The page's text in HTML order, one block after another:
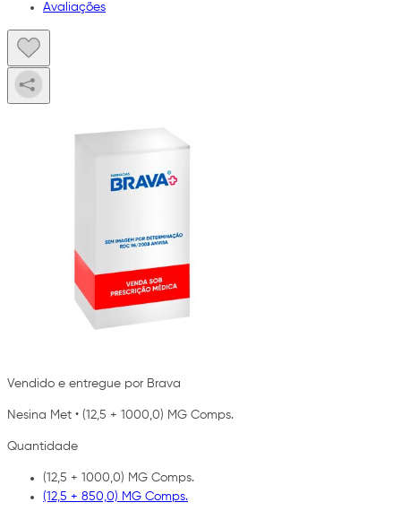
Avaliações
Vendido e entregue por Brava
Nesina Met • (12,5 + 1000,0) MG Comps.
Quantidade
(12,5 + 1000,0) MG Comps.
(12,5 + 850,0) MG Comps.